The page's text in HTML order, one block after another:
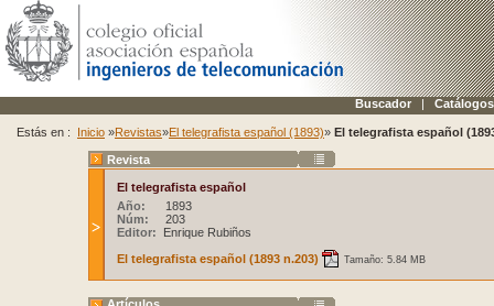
Buscador | Catálogos
Estás en : Inicio »Revistas»El telegrafista español (1893)» El telegrafista español
Revista
El telegrafista español
Año: 1893
Núm: 203
Editor: Enrique Rubiños
El telegrafista español (1893 n.203)
Tamaño: 5.84 MB